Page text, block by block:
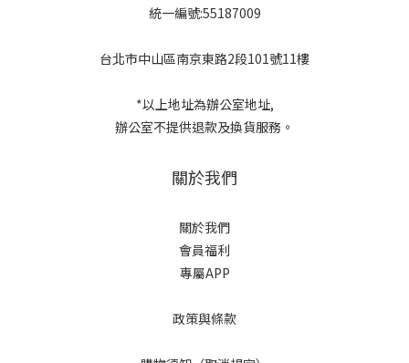
統一編號:55187009
台北市中山區南京東路2段101號11樓
*以上地址為辦公室地址,
辦公室不提供退款及換貨服務。
關於我們
關於我們
會員福利
專屬APP
政策與條款